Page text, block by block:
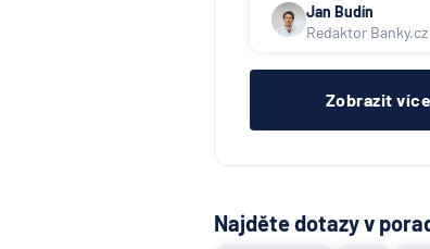
Jan Budín
Redaktor Banky.cz
Zobrazit
Najděte dotazy v